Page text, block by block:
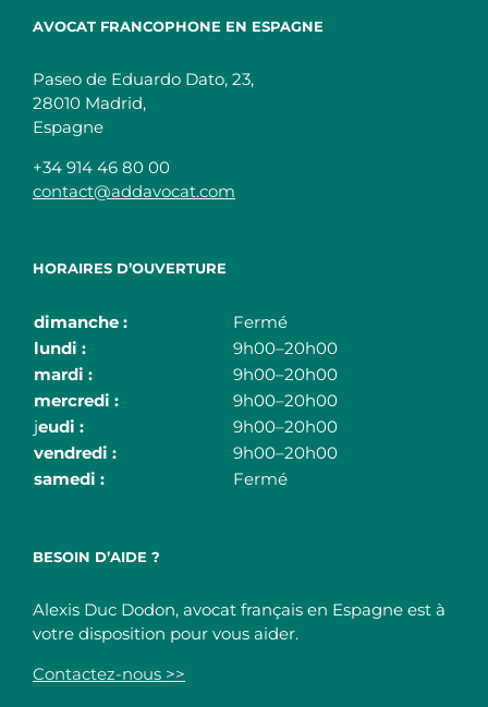
AVOCAT FRANCOPHONE EN ESPAGNE
Paseo de Eduardo Dato, 23,
28010 Madrid,
Espagne
+34 914 46 80 00
contact@addavocat.com
HORAIRES D’OUVERTURE
dimanche :
Fermé
lundi :
9h00–20h00
mardi :
9h00–20h00
mercredi :
9h00–20h00
jeudi :
9h00–20h00
vendredi :
9h00–20h00
samedi :
Fermé
BESOIN D’AIDE ?
Alexis Duc Dodon, avocat français en Espagne est à
votre disposition pour vous aider.
Contactez-nous >>